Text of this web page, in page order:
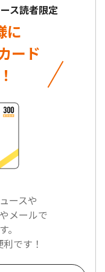
ス読者限定
に
ード
ースや
メールで
。
です！